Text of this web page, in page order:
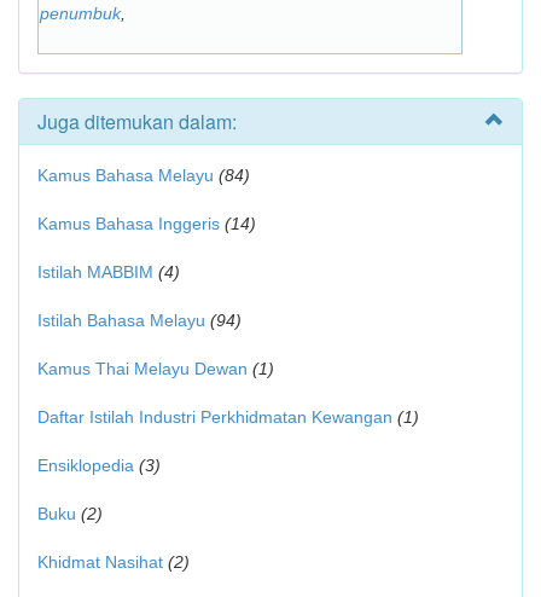
penumbuk,
Juga ditemukan dalam:
Kamus Bahasa Melayu (84)
Kamus Bahasa Inggeris (14)
Istilah MABBIM (4)
Istilah Bahasa Melayu (94)
Kamus Thai Melayu Dewan (1)
Daftar Istilah Industri Perkhidmatan Kewangan (1)
Ensiklopedia (3)
Buku (2)
Khidmat Nasihat (2)